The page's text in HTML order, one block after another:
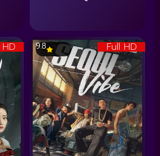
Full HD
9.8